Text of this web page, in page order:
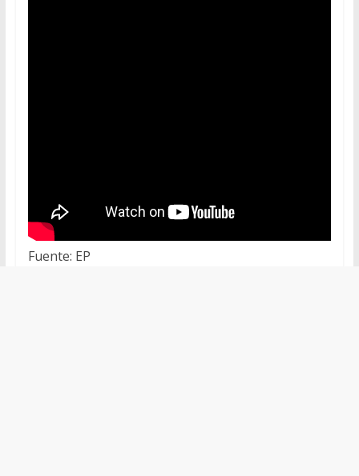
Fuente: EP